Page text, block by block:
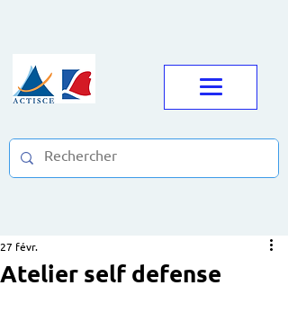
Atelier self defense
27 févr.